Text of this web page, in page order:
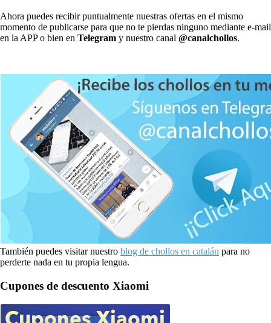
Ahora puedes recibir puntualmente nuestras ofertas en el mismo
momento de publicarse para que no te pierdas ninguno mediante e-mail
en la APP o bien en Telegram y nuestro canal @canalchollos.
También puedes visitar nuestro blog de chollos en catalán para no
perderte nada en tu propia lengua.
Cupones de descuento Xiaomi